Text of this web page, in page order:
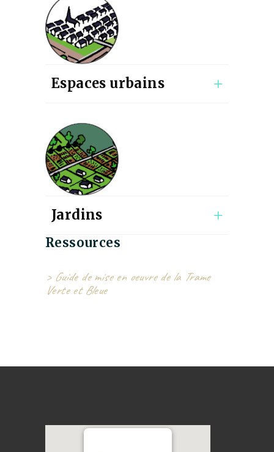
Espaces urbains
Jardins
Ressources
> Guide de mise en oeuvre de la Trame
Verte et Bleue